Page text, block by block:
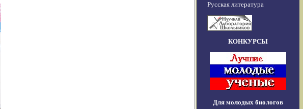
Русская литература
КОНКУРСЫ
Для молодых биологов